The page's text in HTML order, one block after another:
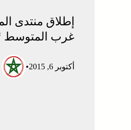
إطلاق منتدى
غرب المتوسط “5 زائد 5″ يحقق بالكامل بعده ومبتغاه العام
أكتوبر 6, 2015 •